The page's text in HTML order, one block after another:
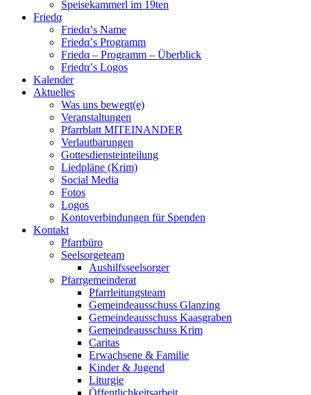
Speisekammerl im 19ten
Friedα
Friedα’s Name
Friedα’s Programm
Friedα – Programm – Überblick
Friedα’s Logos
Kalender
Aktuelles
Was uns bewegt(e)
Veranstaltungen
Pfarrblatt MITEINANDER
Verlautbarungen
Gottesdiensteinteilung
Liedpläne (Krim)
Social Media
Fotos
Logos
Kontoverbindungen für Spenden
Kontakt
Pfarrbüro
Seelsorgeteam
Aushilfsseelsorger
Pfarrgemeinderat
Pfarrleitungsteam
Gemeindeausschuss Glanzing
Gemeindeausschuss Kaasgraben
Gemeindeausschuss Krim
Caritas
Erwachsene & Familie
Kinder & Jugend
Liturgie
Öffentlichkeitsarbeit